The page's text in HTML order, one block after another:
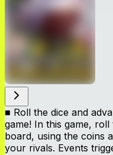
■ Roll the dice and
game! In this game,
board, using the coins
your rivals. Events